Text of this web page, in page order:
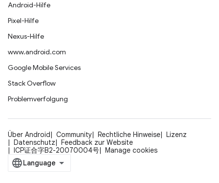
Android-Hilfe
Pixel-Hilfe
Nexus-Hilfe
www.android.com
Google Mobile Services
Stack Overflow
Problemverfolgung
Über Android Community Rechtliche Hinweise
Lizenz
Datenschutz
Feedback zur Website
ICP证合字B2-20070004号
Manage cookies